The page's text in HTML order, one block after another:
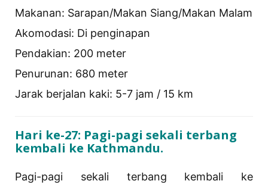
Makanan: Sarapan/Makan Siang/Makan Malam
Akomodasi: Di ​​penginapan
Pendakian: 200 meter
Penurunan: 680 meter
Jarak berjalan kaki: 5-7 jam / 15 km
Hari ke-27: Pagi-pagi sekali terbang
kembali ke Kathmandu.
Pagi-pagi sekali terbang kembali ke